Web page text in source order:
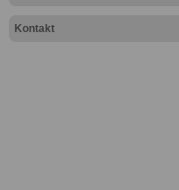
Kontakt